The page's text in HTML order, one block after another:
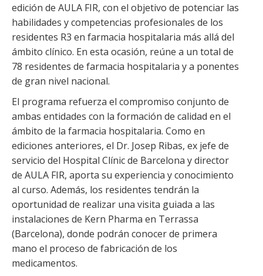
edición de AULA FIR, con el objetivo de potenciar las
habilidades y competencias profesionales de los
residentes R3 en farmacia hospitalaria más allá del
ámbito clínico. En esta ocasión, reúne a un total de
78 residentes de farmacia hospitalaria y a ponentes
de gran nivel nacional.
El programa refuerza el compromiso conjunto de
ambas entidades con la formación de calidad en el
ámbito de la farmacia hospitalaria. Como en
ediciones anteriores, el Dr. Josep Ribas, ex jefe de
servicio del Hospital Clínic de Barcelona y director
de AULA FIR, aporta su experiencia y conocimiento
al curso. Además, los residentes tendrán la
oportunidad de realizar una visita guiada a las
instalaciones de Kern Pharma en Terrassa
(Barcelona), donde podrán conocer de primera
mano el proceso de fabricación de los
medicamentos.